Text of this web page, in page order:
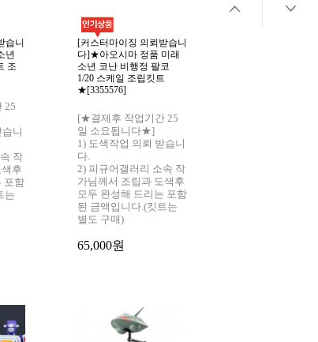
습니
년
조
25
니
작
후
포함
는
[커스터마이징 의뢰받습니
다]★아오시마 정품 미래
소년 코난 비행정 팔코
1/20 스케일 조립킷트
★[3355576]
[★결제후 작업기간 25
일 소요됩니다★]
1) 도색작업 의뢰 받습니
다.
2) 피규어갤러리 소속 작
가님께서 조립과 도색후
모두 완성해 드리는 포함
된 금액입니다.(킷트는
별도 구매)
65,000원